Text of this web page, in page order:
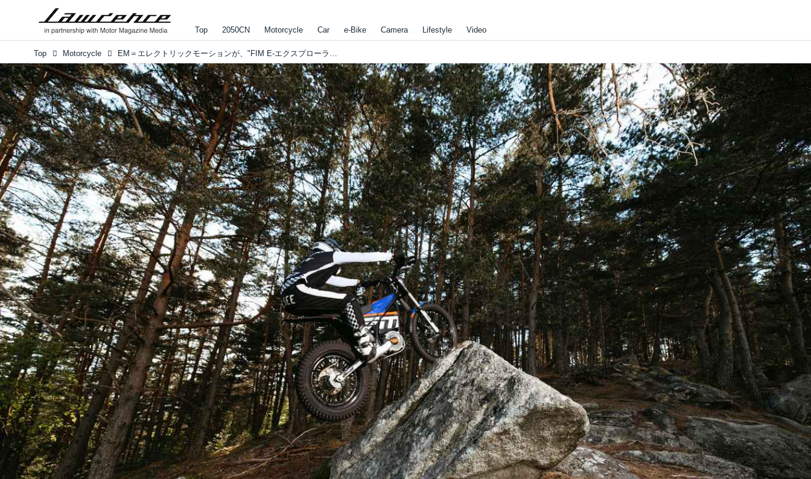
Top 2050CN Motorcycle Car e-Bike Camera Lifestyle Video
Top Motorcycle EM＝エレクトリックモーションが、"FIM E-エクスプローラー ワールドカップ"の公式マニュファクチャラーになりました!!